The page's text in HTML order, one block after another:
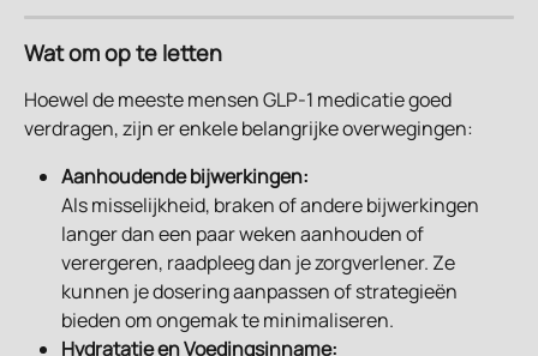
Wat om op te letten
Hoewel de meeste mensen GLP-1 medicatie goed
verdragen, zijn er enkele belangrijke overwegingen:
Aanhoudende bijwerkingen:
Als misselijkheid, braken of andere bijwerkingen
langer dan een paar weken aanhouden of
verergeren, raadpleeg dan je zorgverlener. Ze
kunnen je dosering aanpassen of strategieën
bieden om ongemak te minimaliseren.
Hydratatie en Voedingsinname: